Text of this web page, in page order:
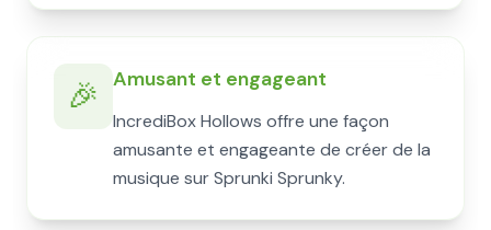
🎉 Amusant et engageant
IncrediBox Hollows offre une façon
amusante et engageante de créer de la
musique sur Sprunki Sprunky.